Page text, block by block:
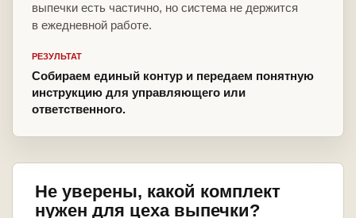
выпечки есть частично, но система не держится
в ежедневной работе.
РЕЗУЛЬТАТ
Собираем единый контур и передаем понятную
инструкцию для управляющего или
ответственного.
Не уверены, какой комплект
нужен для цеха выпечки?